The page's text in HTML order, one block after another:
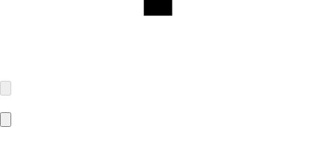
Gierlichsstraße 26
53840 Troisdorf
info@mba-solutions.de